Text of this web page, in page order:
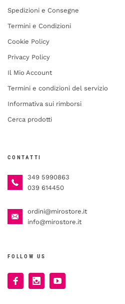
Spedizioni e Consegne
Termini e Condizioni
Cookie Policy
Privacy Policy
Il Mio Account
Termini e condizioni del servizio
Informativa sui rimborsi
Cerca prodotti
CONTATTI
349 5990863
039 614450
ordini@mirostore.it
info@mirostore.it
FOLLOW US